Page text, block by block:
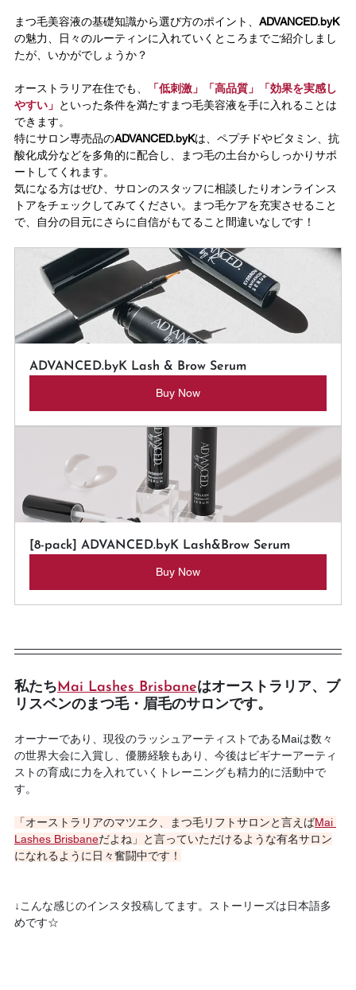
まつ毛美容液の基礎知識から選び方のポイント、 ADVANCED.byK
の魅力、日々のルーティンに入れていくところまでご紹介しまし
たが、いかがでしょうか？
オーストラリア在住でも、
「低刺激」「高品質」「効果を実感し
やすい」 といった条件を満たすまつ毛美容液を手に入れることは
できます。
特にサロン専売品のADVANCED.byKは、ペプチドやビタミン、抗
酸化成分などを多角的に配合し、まつ毛の土台からしっかりサポ
ートしてくれます。
気になる方はぜひ、サロンのスタッフに相談したりオンラインス
トアをチェックしてみてください。まつ毛ケアを充実させること
で、自分の目元にさらに自信がもてること間違いなしです！
ADVANCED.byK Lash & Brow Serum
Buy Now
[8-pack] ADVANCED.byK Lash&Brow Serum
Buy Now
私たちMai Lashes Brisbaneはオーストラリア、ブ
リスベンのまつ毛・眉毛のサロンです。
オーナーであり、現役のラッシュアーティストであるMaiは数々
の世界大会に入賞し、優勝経験もあり、今後はビギナーアーティ
ストの育成に力を入れていくトレーニングも精力的に活動中で
す。
「オーストラリアのマツエク、まつ毛リフトサロンと言えばMai
Lashes Brisbaneだよね」と言っていただけるような有名サロン
になれるように日々奮闘中です！
↓こんな感じのインスタ投稿してます。ストーリーズは日本語多
めです☆